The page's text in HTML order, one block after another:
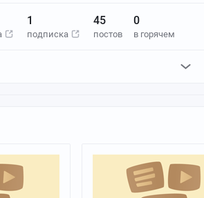
1
подписка
45
постов
0
в горячем